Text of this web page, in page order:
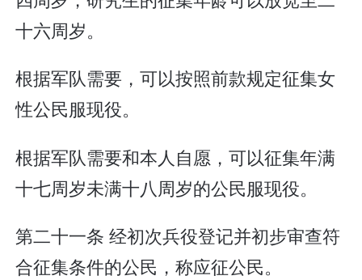
十六周岁。
根据军队需要，可以按照前款规定征集女
性公民服现役。
根据军队需要和本人自愿，可以征集年满
十七周岁未满十八周岁的公民服现役。
第二十一条 经初次兵役登记并初步审查符
合征集条件的公民，称应征公民。